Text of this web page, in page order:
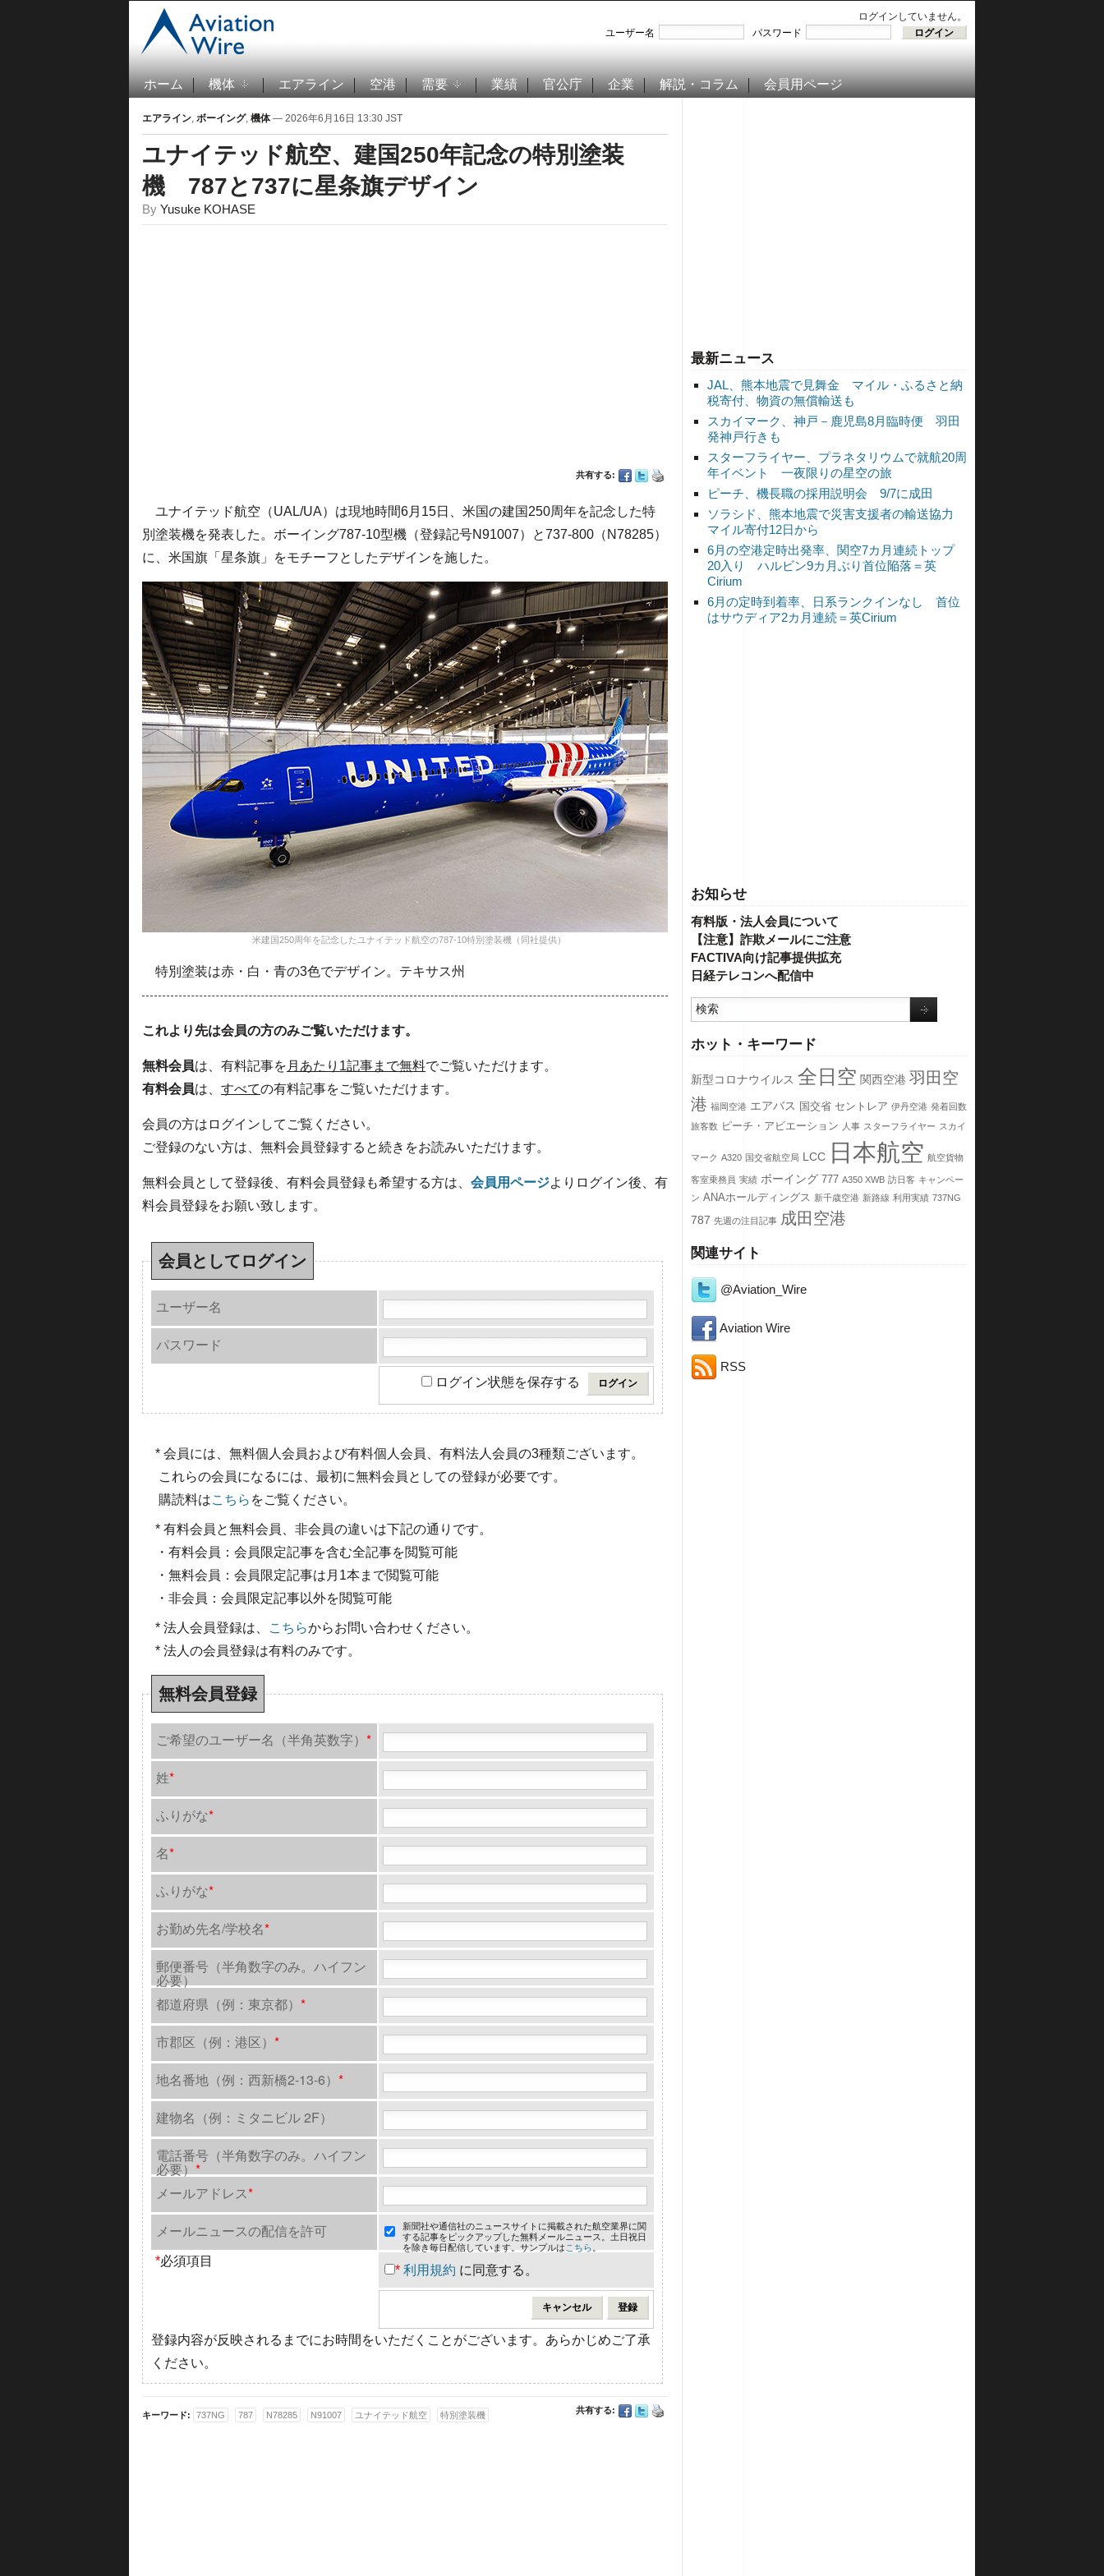
ログインしていません。
ユーザー名
パスワード
ホーム 機体 エアライン 空港 需要 業績 官公庁 企業 解説・コラム 会員用ページ
最新ニュース
JAL、熊本地震で見舞金 マイル・ふるさと納
税寄付、物資の無償輸送も
スカイマーク、神戸－鹿児島8月臨時便 羽田
発神戸行きも
スターフライヤー、プラネタリウムで就航20周
年イベント 一夜限りの星空の旅
ピーチ、機長職の採用説明会 9/7に成田
ソラシド、熊本地震で災害支援者の輸送協力
マイル寄付12日から
6月の空港定時出発率、関空7カ月連続トップ
20入り ハルビン9カ月ぶり首位陥落＝英
Cirium
6月の定時到着率、日系ランクインなし 首位
はサウディア2カ月連続＝英Cirium
お知らせ
有料版・法人会員について
【注意】詐欺メールにご注意
FACTIVA向け記事提供拡充
日経テレコンへ配信中
ホット・キーワード
新型コロナウイルス 全日空 関西空港 羽田空
港 福岡空港 エアバス 国交省 セントレア 伊丹空港 発着回数
旅客数 ピーチ・アビエーション 人事 スターフライヤー スカイ
マーク A320 国交省航空局 LCC 日本航空 航空貨物
客室乗務員 実績 ボーイング 777 A350 XWB 訪日客 キャンペー
ン ANAホールディングス 新千歳空港 新路線 利用実績 737NG
787 先週の注目記事 成田空港
関連サイト
@Aviation_Wire
Aviation Wire
RSS
エアライン, ボーイング, 機体— 2026年6月16日 13:30 JST
ユナイテッド航空、建国250年記念の特別塗装
機 787と737に星条旗デザイン
By Yusuke KOHASE
共有する:
ユナイテッド航空（UAL/UA）は現地時間6月15日、米国の建国250周年を記念した特
別塗装機を発表した。ボーイング787-10型機（登録記号N91007）と737-800（N78285）
に、米国旗「星条旗」をモチーフとしたデザインを施した。
米建国250周年を記念したユナイテッド航空の787-10特別塗装機（同社提供）
特別塗装は赤・白・青の3色でデザイン。テキサス州
これより先は会員の方のみご覧いただけます。
無料会員は、有料記事を 月あたり1記事まで無料でご覧いただけます。
有料会員は、 すべての有料記事をご覧いただけます。
会員の方はログインしてご覧ください。
ご登録のない方は、無料会員登録すると続きをお読みいただけます。
無料会員として登録後、有料会員登録も希望する方は、 会員用ページよりログイン後、有
料会員登録をお願い致します。
会員としてログイン
ユーザー名
パスワード
ログイン状態を保存する
* 会員には、無料個人会員および有料個人会員、有料法人会員の3種類ございます。
これらの会員になるには、最初に無料会員としての登録が必要です。
購読料はこちら をご覧ください。
* 有料会員と無料会員、非会員の違いは下記の通りです。
・有料会員：会員限定記事を含む全記事を閲覧可能
・無料会員：会員限定記事は月1本まで閲覧可能
・非会員：会員限定記事以外を閲覧可能
* 法人会員登録は、 こちらからお問い合わせください。
* 法人の会員登録は有料のみです。
無料会員登録
ご希望のユーザー名（半角英数字） *
姓*
ふりがな*
名*
ふりがな*
お勤め先名/学校名*
郵便番号（半角数字のみ。ハイフン
必要）
都道府県（例：東京都） *
市郡区（例：港区） *
地名番地（例：西新橋2-13-6） *
建物名（例：ミタニビル 2F）
電話番号（半角数字のみ。ハイフン
必要） *
メールアドレス*
メールニュースの配信を許可
* 利用規約 に同意する。
*必須項目
新聞社や通信社のニュースサイトに掲載された航空業界に関
する記事をピックアップした無料メールニュース。土日祝日
を除き毎日配信しています。サンプルは こちら
登録内容が反映されるまでにお時間をいただくことがございます。あらかじめご了承
ください。
共有する:
キーワード: 737NG 787 N78285 N91007 ユナイテッド航空 特別塗装機